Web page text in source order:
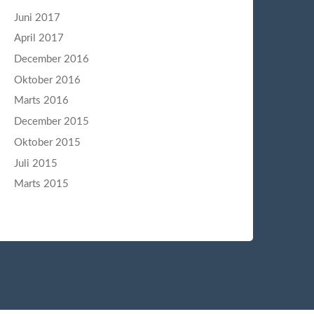
Juni 2017
April 2017
December 2016
Oktober 2016
Marts 2016
December 2015
Oktober 2015
Juli 2015
Marts 2015